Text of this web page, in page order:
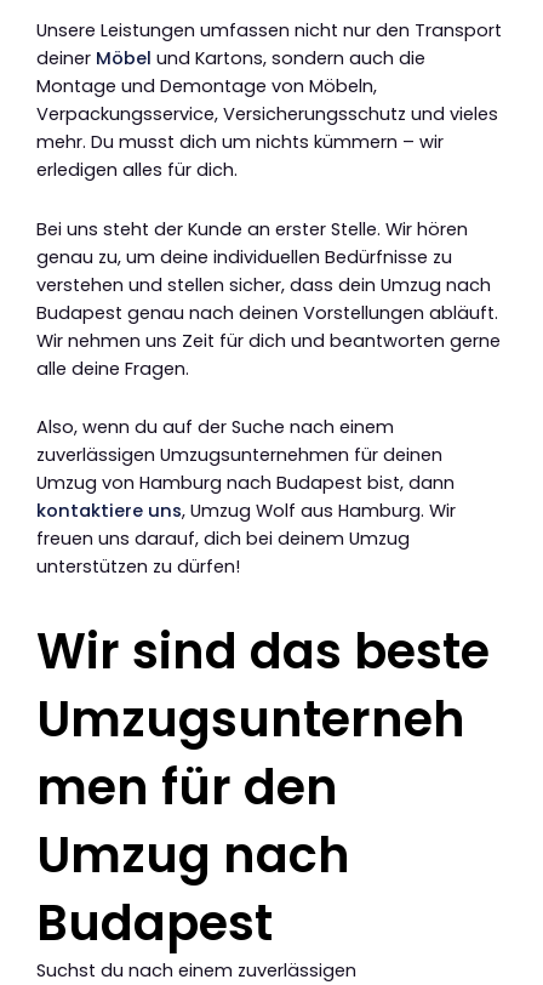
Unsere Leistungen umfassen nicht nur den Transport
deiner Möbel und Kartons, sondern auch die
Montage und Demontage von Möbeln,
Verpackungsservice, Versicherungsschutz und vieles
mehr. Du musst dich um nichts kümmern – wir
erledigen alles für dich.
Bei uns steht der Kunde an erster Stelle. Wir hören
genau zu, um deine individuellen Bedürfnisse zu
verstehen und stellen sicher, dass dein Umzug nach
Budapest genau nach deinen Vorstellungen abläuft.
Wir nehmen uns Zeit für dich und beantworten gerne
alle deine Fragen.
Also, wenn du auf der Suche nach einem
zuverlässigen Umzugsunternehmen für deinen
Umzug von Hamburg nach Budapest bist, dann
kontaktiere uns, Umzug Wolf aus Hamburg. Wir
freuen uns darauf, dich bei deinem Umzug
unterstützen zu dürfen!
Wir sind das beste
Umzugsunterneh
men für den
Umzug nach
Budapest
Suchst du nach einem zuverlässigen